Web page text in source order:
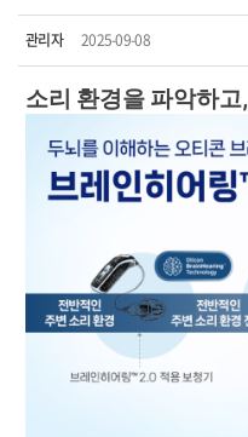
관리자 2025-09-08
소리 환경을 파악하